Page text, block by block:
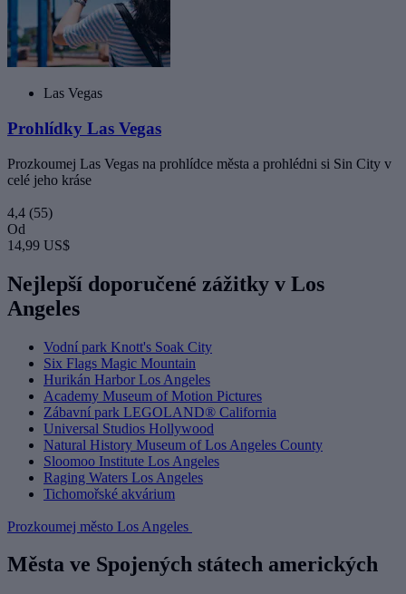
Las Vegas
Prohlídky Las Vegas
Prozkoumej Las Vegas na prohlídce města a prohlédni si Sin City v
celé jeho kráse
4,4 (55)
Od
14,99 US$
Nejlepší doporučené zážitky v Los
Angeles
Vodní park Knott's Soak City
Six Flags Magic Mountain
Hurikán Harbor Los Angeles
Academy Museum of Motion Pictures
Zábavní park LEGOLAND® California
Universal Studios Hollywood
Natural History Museum of Los Angeles County
Sloomoo Institute Los Angeles
Raging Waters Los Angeles
Tichomořské akvárium
Prozkoumej město Los Angeles
Města ve Spojených státech amerických